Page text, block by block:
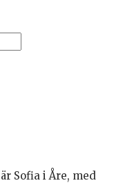
Sofia i Åre, med